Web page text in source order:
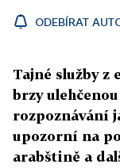
ODEBÍRAT
Tajné služby z
brzy
rozpoznávání
upozorní na
arabštině a